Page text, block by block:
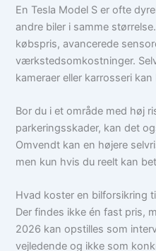
En Tesla Model S er ofte
andre biler i samme
købspris, avancerede
værkstedsomkostninger.
kameraer eller karrosseri
Bor du i et område med høj
parkeringsskader, kan det
Omvendt kan en højere
men kun hvis du reelt kan
Hvad koster en bilforsikring
Der findes ikke én fast pris,
2026 kan opstilles som
vejledende og ikke som